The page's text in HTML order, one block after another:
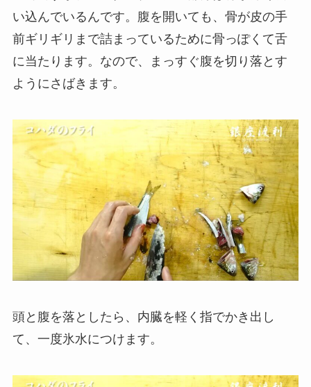
い込んでいるんです。腹を開いても、骨が皮の手
前ギリギリまで詰まっているために骨っぽくて舌
に当たります。なので、まっすぐ腹を切り落とす
ようにさばきます。
頭と腹を落としたら、内臓を軽く指でかき出し
て、一度氷水につけます。